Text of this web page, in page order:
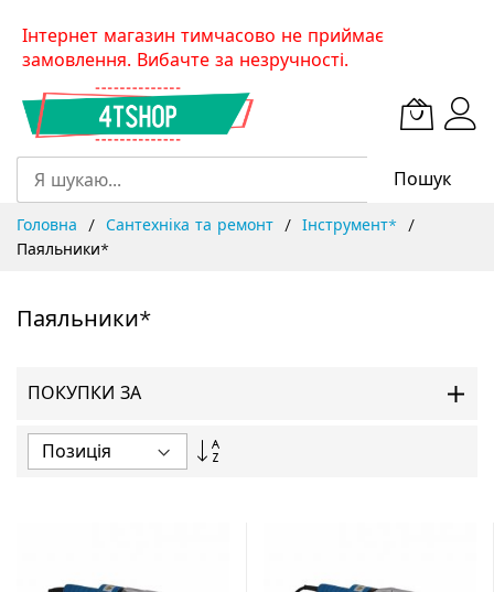
SkipІнтернет магазин тимчасово не приймає
замовлення. Вибачте за незручності.
Пошук
Головна Сантехніка та ремонт
Інструмент*
Паяльники*
Паяльники*
ПОКУПКИ ЗА
Сортувати